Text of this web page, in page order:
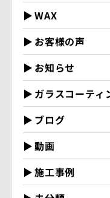
WAX
お客様の声
お知らせ
ガラスコーティ
ブログ
動画
施工事例